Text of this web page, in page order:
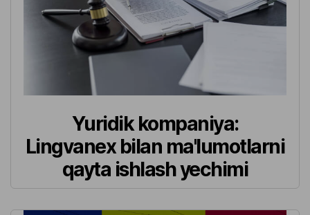
Yuridik kompaniya:
Lingvanex bilan ma'lumotlarni
qayta ishlash yechimi